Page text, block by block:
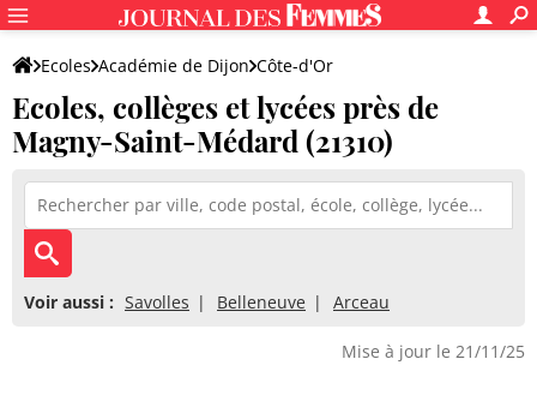
Ecoles Académie de Dijon Côte-d'Or
Ecoles, collèges et lycées près de
Magny-Saint-Médard (21310)
Voir aussi : Savolles Belleneuve Arceau
Mise à jour le 21/11/25